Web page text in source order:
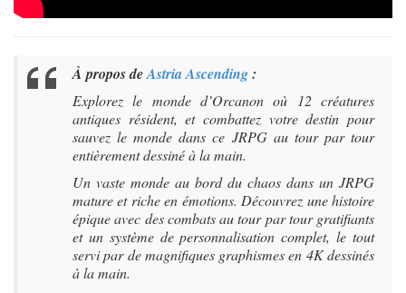
À propos deAstria Ascending:
Explorez le monde d’Orcanon où 12 créatures
antiques résident, et combattez votre destin pour
sauvez le monde dans ce JRPG au tour par tour
entièrement dessiné à la main.
Un vaste monde au bord du chaos dans un JRPG
mature et riche en émotions. Découvrez une histoire
épique avec des combats au tour par tour gratifiants
et un système de personnalisation complet, le tout
servi par de magnifiques graphismes en 4K dessinés
à la main.